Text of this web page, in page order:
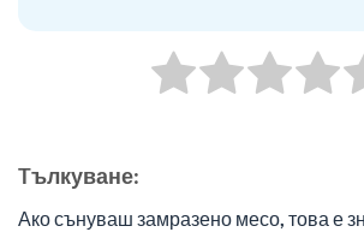
Tълкуване:
Ако сънуваш замразено месо, това е